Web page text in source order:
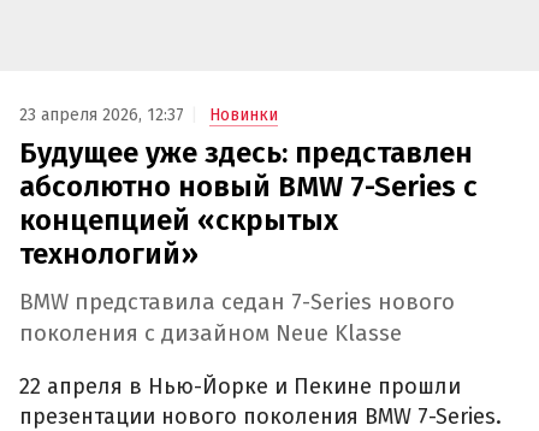
23 апреля 2026, 12:37 Новинки
Будущее уже здесь: представлен
абсолютно новый BMW 7-Series с
концепцией «скрытых
технологий»
BMW представила седан 7-Series нового
поколения с дизайном Neue Klasse
22 апреля в Нью-Йорке и Пекине прошли
презентации нового поколения BMW 7-Series.